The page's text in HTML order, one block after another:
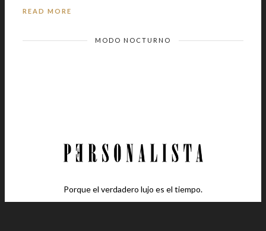
READ MORE
MODO NOCTURNO
Porque el verdadero lujo es el tiempo.